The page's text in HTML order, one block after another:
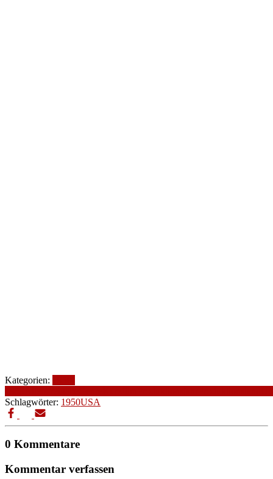
Kategorien:
Schlagwörter: 1950USA
0 Kommentare
Kommentar verfassen